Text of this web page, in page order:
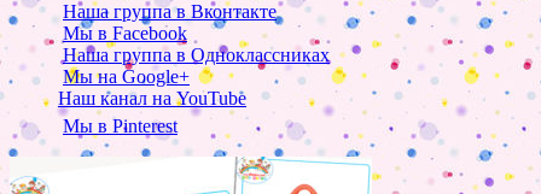
Наша группа в Вконтакте
Мы в Facebook
Наша группа в Одноклассниках
Мы на Google+
Наш канал на YouTube
Мы в Pinterest